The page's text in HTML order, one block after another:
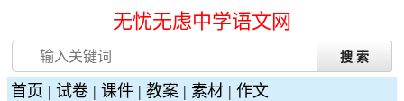
无忧无虑中学语文网
首页 | 试卷 | 课件 | 教案 | 素材 | 作文